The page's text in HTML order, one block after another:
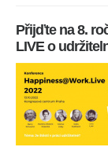
Přijďte na 8.
LIVE o